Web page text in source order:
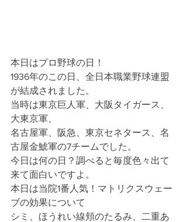
本日はプロ野球の日！
1936年のこの日、全日本職業野球連盟
が結成されました。
当時は東京巨人軍、大阪タイガース、
大東京軍、
名古屋軍、阪急、東京セネタース、名
古屋金鯱軍の7チームでした。
今日は何の日？調べると毎度色々出て
来て面白いですよ。
本日は当院1番人気！マトリクスウェー
ブの効果について
シミ、ほうれい線頬のたるみ、二重あ